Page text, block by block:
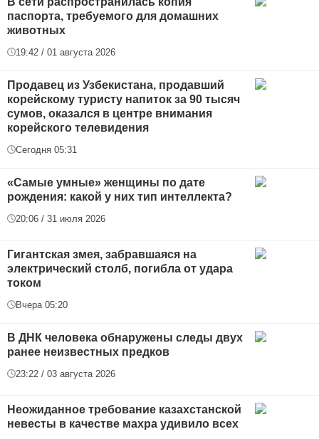
паспорта, требуемого для домашних
животных
19:42 / 01 августа 2026
Продавец из Узбекистана, продавший
корейскому туристу напиток за 90 тысяч
сумов, оказался в центре внимания
корейского телевидения
Сегодня 05:31
«Самые умные» женщины по дате
рождения: какой у них тип интеллекта?
20:06 / 31 июля 2026
Гигантская змея, забравшаяся на
электрический столб, погибла от удара
током
Вчера 05:20
В ДНК человека обнаружены следы двух
ранее неизвестных предков
23:22 / 03 августа 2026
Неожиданное требование казахстанской
невесты в качестве махра удивило всех